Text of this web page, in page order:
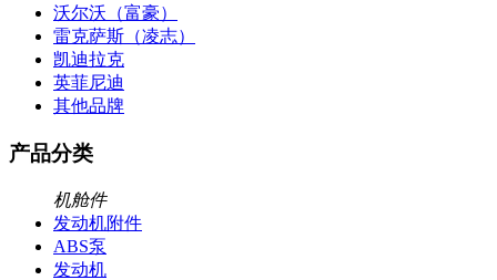
沃尔沃（富豪）
雷克萨斯（凌志）
凯迪拉克
英菲尼迪
其他品牌
产品分类
机舱件
发动机附件
ABS泵
发动机